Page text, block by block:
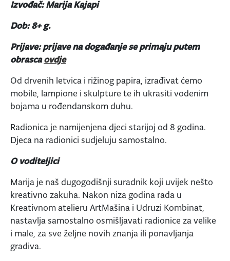
Izvođač: Marija Kajapi
Dob: 8+ g.
Prijave: prijave na događanje se primaju putem
obrascaovdje
Od drvenih letvica i rižinog papira, izrađivat ćemo
mobile, lampione i skulpture te ih ukrasiti vodenim
bojama u rođendanskom duhu.
Radionica je namijenjena djeci starijoj od 8 godina.
Djeca na radionici sudjeluju samostalno.
O voditeljici
Marija je naš dugogodišnji suradnik koji uvijek nešto
kreativno zakuha. Nakon niza godina rada u
Kreativnom atelieru ArtMašina i Udruzi Kombinat,
nastavlja samostalno osmišljavati radionice za velike
i male, za sve željne novih znanja ili ponavljanja
gradiva.